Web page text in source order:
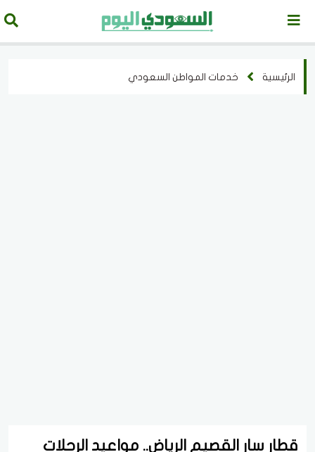
الرئيسية خدمات المواطن السعودي
قطار سار القصيم الرياض.. مواعيد الرحلات